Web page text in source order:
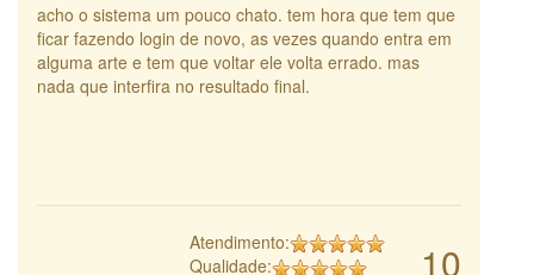
acho o sistema um pouco chato. tem hora que tem que
ficar fazendo login de novo, as vezes quando entra em
alguma arte e tem que voltar ele volta errado. mas
nada que interfira no resultado final.
10
Atendimento:
Qualidade: